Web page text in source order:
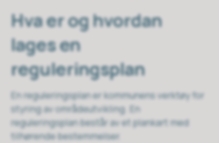
Hva er og hvordan
lages en
reguleringsplan
En reguleringsplan er kommunens verktøy for
styring av områdeutvikling. En
reguleringsplan består av et plankart med
tilhørende bestemmelser.